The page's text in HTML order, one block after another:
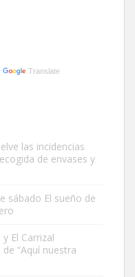
callejeros de la zona los
hace menos de un mes,
Translate
las incidencias
de envases y
sábado El sueño de
El Carrizal
“Aquí nuestra